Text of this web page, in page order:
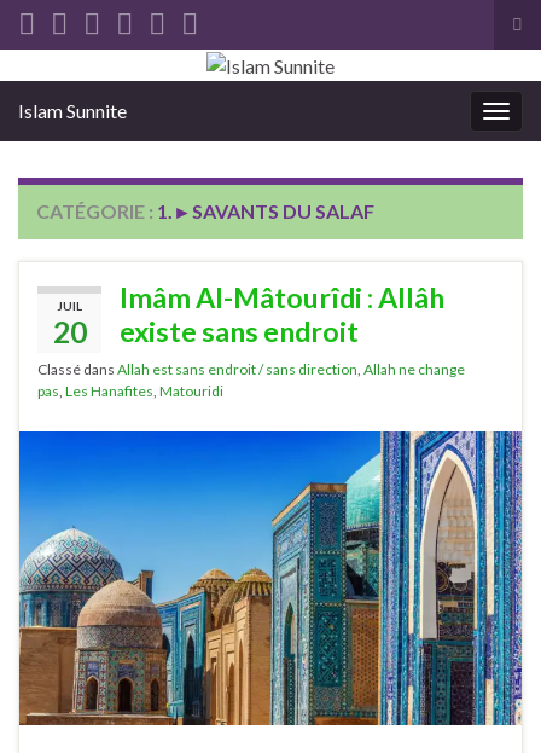
Search for:
Islam Sunnite
CATÉGORIE : 1.►SAVANTS DU SALAF
JUIL
20
Imâm Al-Mâtourîdi : Allâh
existe sans endroit
Classé dans Allah est sans endroit / sans direction Allah ne change
pas Les Hanafites Matouridi